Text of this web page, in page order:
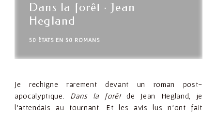
Dans la forêt · Jean
Hegland
50 ÉTATS EN 50 ROMANS
Je rechigne rarement devant un roman post-
apocalyptique. Dans la forêtde Jean Hegland, je
l’attendais au tournant. Et les avis lus n’ont fait